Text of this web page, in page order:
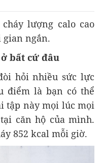
lượng calo cao
gian ngắn.
bất cứ đâu
hỏi nhiều sức lực
điểm là bạn có thể
tập này mọi lúc mọi
căn hộ của mình.
852 kcal mỗi giờ.